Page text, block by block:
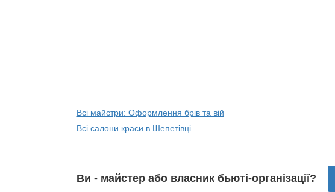
Всі майстри: Оформлення брів та вій
Всі салони краси в Шепетівці
Ви - майстер або власник бьюті-організації?